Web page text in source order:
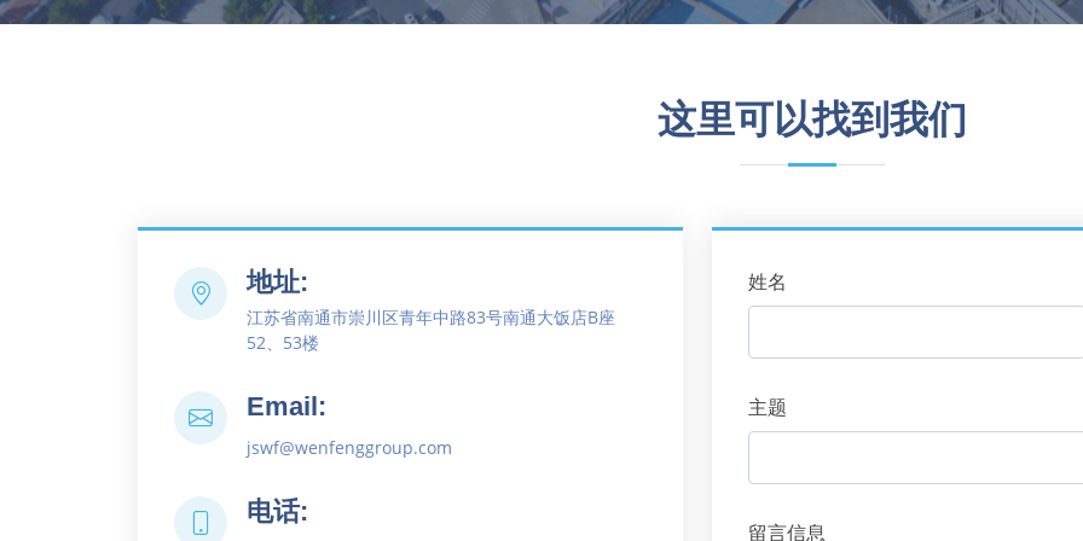
这里可以找到我们
地址:
江苏省南通市崇川区青年中路83号南通大饭店B座
52、53楼
Email:
jswf@wenfenggroup.com
电话:
姓名
主题
留言信息